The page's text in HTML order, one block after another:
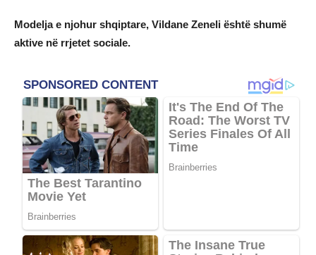
Modelja e njohur shqiptare, Vildane Zeneli është shumë
aktive në rrjetet sociale.